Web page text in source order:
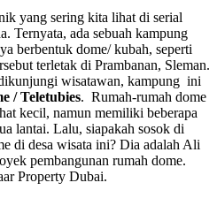
yang sering kita lihat di serial
Ternyata, ada sebuah kampung
berbentuk dome/ kubah, seperti
terletak di Prambanan, Sleman.
wisatawan, kampung ini
/ Teletubies. Rumah-rumah dome
kecil, namun memiliki beberapa
lantai. Lalu, siapakah sosok di
di desa wisata ini? Dia adalah Ali
pembangunan rumah dome.
Property Dubai.